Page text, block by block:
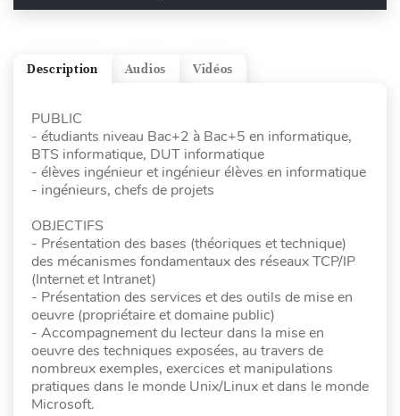
Vidéos
Audios
Description
PUBLIC
- étudiants niveau Bac+2 à Bac+5 en informatique,
BTS informatique, DUT informatique
- élèves ingénieur et ingénieur élèves en informatique
- ingénieurs, chefs de projets
OBJECTIFS
- Présentation des bases (théoriques et technique)
des mécanismes fondamentaux des réseaux TCP/IP
(Internet et Intranet)
- Présentation des services et des outils de mise en
oeuvre (propriétaire et domaine public)
- Accompagnement du lecteur dans la mise en
oeuvre des techniques exposées, au travers de
nombreux exemples, exercices et manipulations
pratiques dans le monde Unix/Linux et dans le monde
Microsoft.